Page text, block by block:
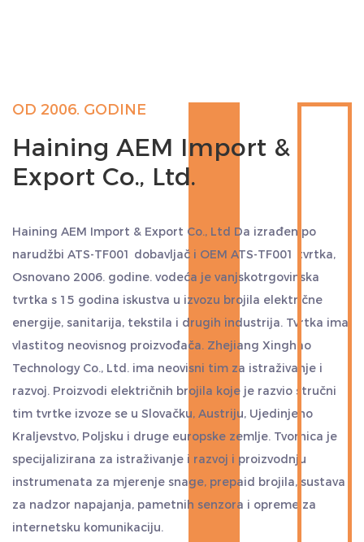
OD 2006. GODINE
Haining AEM Import &
Export Co., Ltd.
Haining AEM Import & Export Co., Ltd Da izrađen po
narudžbi ATS-TF001 dobavljač i OEM ATS-TF001 tvrtka,
Osnovano 2006. godine. vodeća je vanjskotrgovinska
tvrtka s 15 godina iskustva u izvozu brojila električne
energije, sanitarija, tekstila i drugih industrija. Tvrtka ima
vlastitog neovisnog proizvođača. Zhejiang Xinghao
Technology Co., Ltd. ima neovisni tim za istraživanje i
razvoj. Proizvodi električnih brojila koje je razvio stručni
tim tvrtke izvoze se u Slovačku, Austriju, Ujedinjeno
Kraljevstvo, Poljsku i druge europske zemlje. Tvornica je
specijalizirana za istraživanje i razvoj i proizvodnju
instrumenata za mjerenje snage, prepaid brojila, sustava
za nadzor napajanja, pametnih senzora i opreme za
internetsku komunikaciju.